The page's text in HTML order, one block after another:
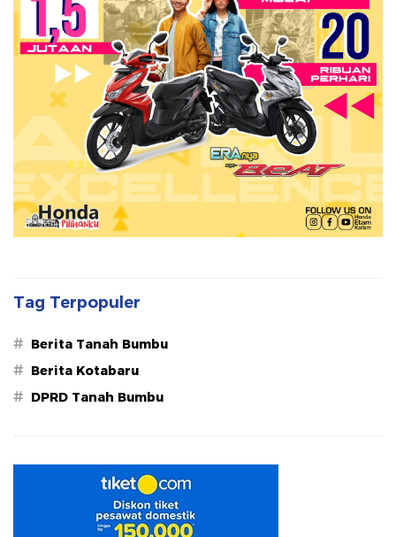
Tag Terpopuler
# Berita Tanah Bumbu
# Berita Kotabaru
# DPRD Tanah Bumbu